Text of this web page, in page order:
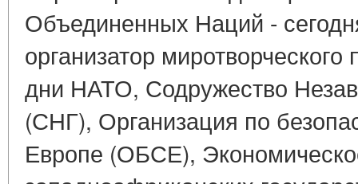
Объединенных Наций -
организатор
дни НАТО, Содружество
(СНГ), Организация по
Европе (ОБСЕ),